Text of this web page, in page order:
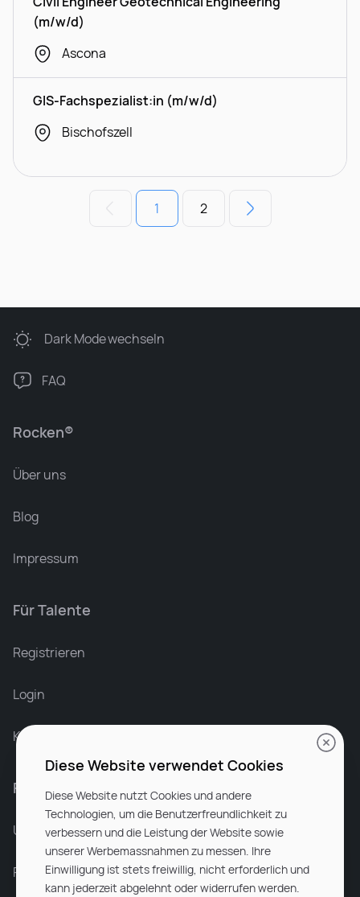
(m/w/d)
Ascona
GIS-Fachspezialist:in (m/w/d)
Bischofszell
1 2
Rocken®
Über uns
Blog
Impressum
Für Talente
Registrieren
Login
Karriere bei Rocken
Für Unternehmen
Unsere Dienstleistungen
Partnerunternehmen
Dark Modewechseln
FAQ
Diese Website verwendet Cookies
Diese Website nutzt Cookies und andere
Technologien, um die Benutzerfreundlichkeit zu
verbessern und die Leistung der Website sowie
unserer Werbemassnahmen zu messen. Ihre
Einwilligung ist stets freiwillig, nicht erforderlich und
kann jederzeit abgelehnt oder widerrufen werden.